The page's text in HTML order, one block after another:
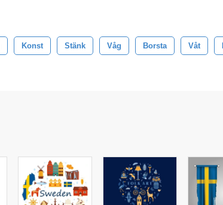
Konst Stänk Våg Borsta Våt